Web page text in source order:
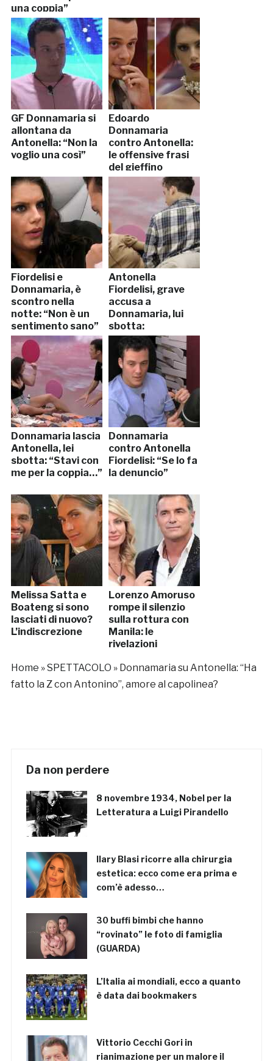
una coppia”
GF Donnamaria si
allontana da
Antonella: “Non la
voglio una così”
Edoardo
Donnamaria
contro Antonella:
le offensive frasi
del gieffino
Fiordelisi e
Donnamaria, è
scontro nella
notte: “Non è un
sentimento sano”
Antonella
Fiordelisi, grave
accusa a
Donnamaria, lui
sbotta:
“Vergognati”
Donnamaria lascia
Antonella, lei
sbotta: “Stavi con
me per la coppia…”
Donnamaria
contro Antonella
Fiordelisi: “Se lo fa
la denuncio”
Melissa Satta e
Boateng si sono
lasciati di nuovo?
L’indiscrezione
Lorenzo Amoruso
rompe il silenzio
sulla rottura con
Manila: le
rivelazioni
Home »SPETTACOLO » Donnamaria su Antonella: “Ha
fatto la Z con Antonino”, amore al capolinea?
Da non perdere
8 novembre 1934, Nobel per la
Letteratura a Luigi Pirandello
Ilary Blasi ricorre alla chirurgia
estetica: ecco come era prima e
com’è adesso…
30 buffi bimbi che hanno
“rovinato” le foto di famiglia
(GUARDA)
L’Italia ai mondiali, ecco a quanto
è data dai bookmakers
Vittorio Cecchi Gori in
rianimazione per un malore il